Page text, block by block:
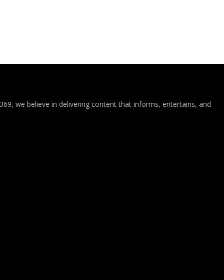
we believe in delivering content that informs, entertains, and